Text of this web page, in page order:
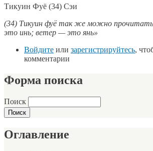
Тикуин Фуё (34) Сэи
(34) Тикуин фуё так же можно
это инь; ветер — это янь»
Войдите или зарегистрируйтесь,
комментарии
Форма поиска
Поиск
Оглавление